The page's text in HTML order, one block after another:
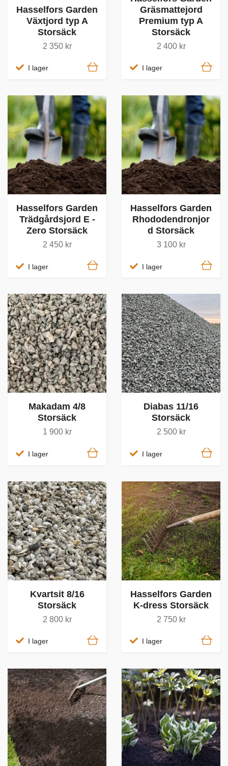
Hasselfors Garden
Växtjord typ A
Storsäck
2 350 kr
I lager
Gräsmattejord
Premium typ A
Storsäck
2 400 kr
I lager
Hasselfors Garden
Trädgårdsjord E -
Zero Storsäck
2 450 kr
I lager
Hasselfors Garden
Rhododendronjor
d Storsäck
3 100 kr
I lager
Makadam 4/8
Storsäck
1 900 kr
I lager
Diabas 11/16
Storsäck
2 500 kr
I lager
Kvartsit 8/16
Storsäck
2 800 kr
I lager
Hasselfors Garden
K-dress Storsäck
2 750 kr
I lager